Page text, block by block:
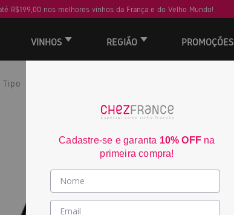
R$199,00 nos melhores vinhos da França e do Velho Mundo!
VINHOS REGIÃO PROMOÇÕES
Tipo
Cadastre-se e garanta 10% OFF na
primeira compra!